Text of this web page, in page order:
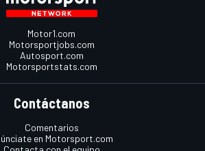
Motor1.com
Motorsportjobs.com
Autosport.com
Motorsportstats.com
Contáctanos
Comentarios
en Motorsport.com